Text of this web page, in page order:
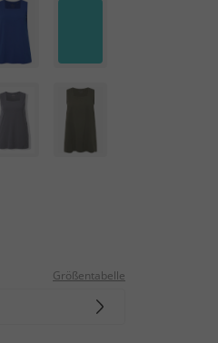
Größentabelle